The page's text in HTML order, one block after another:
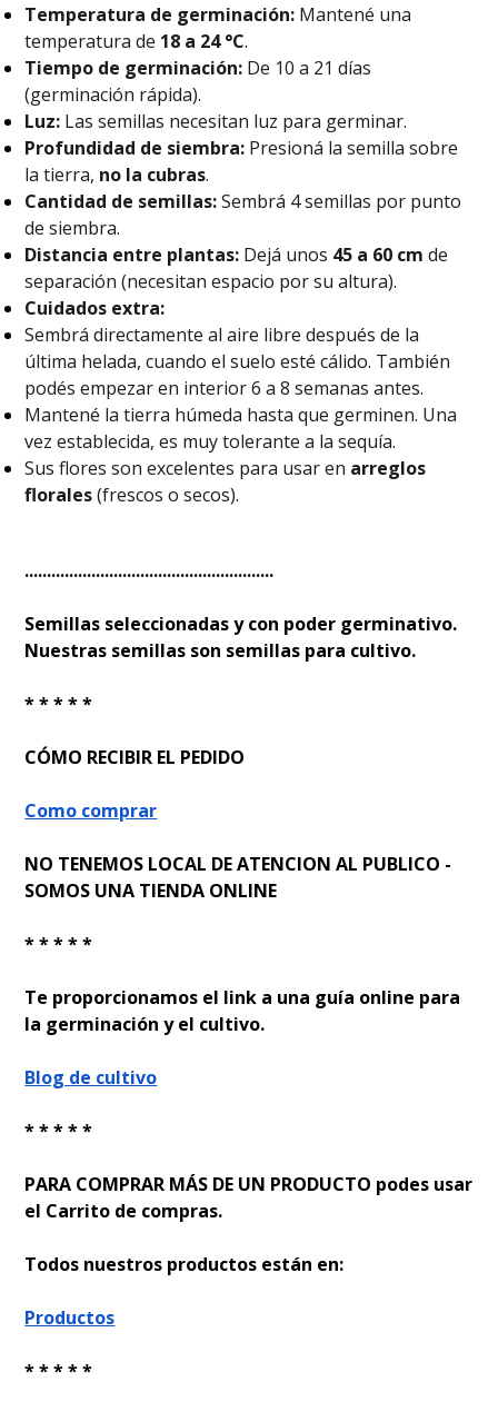
Temperatura de germinación: Mantené una
temperatura de 18 a 24 °C.
Tiempo de germinación: De 10 a 21 días
(germinación rápida).
Luz: Las semillas necesitan luz para germinar.
Profundidad de siembra: Presioná la semilla sobre
la tierra, no la cubras.
Cantidad de semillas:Sembrá 4 semillas por punto
de siembra.
Distancia entre plantas: Dejá unos 45 a 60 cm de
separación (necesitan espacio por su altura).
Cuidados extra:
Sembrá directamente al aire libre después de la
última helada, cuando el suelo esté cálido. También
podés empezar en interior 6 a 8 semanas antes.
Mantené la tierra húmeda hasta que germinen. Una
vez establecida, es muy tolerante a la sequía.
Sus flores son excelentes para usar en arreglos
florales(frescos o secos).
........................................................
Semillas seleccionadas y con poder germinativo.
Nuestras semillas son semillas para cultivo.
* * * * *
CÓMO RECIBIR EL PEDIDO
Como comprar
NO TENEMOS LOCAL DE ATENCION AL PUBLICO -
SOMOS UNA TIENDA ONLINE
* * * * *
Te proporcionamos el link a una guía online para
la germinación y el cultivo.
Blog de cultivo
* * * * *
PARA COMPRAR MÁS DE UN PRODUCTO podes usar
el Carrito de compras.
Todos nuestros productos están en:
Productos
* * * * *